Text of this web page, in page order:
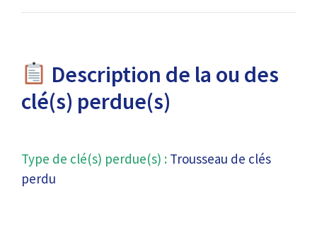
Description de la ou des
clé(s) perdue(s)
Type de clé(s) perdue(s) : Trousseau de clés
perdu